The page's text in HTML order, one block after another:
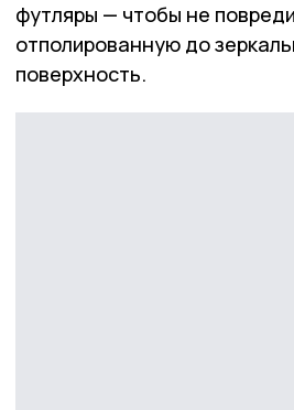
футляры — чтобы не
отполированную до
поверхность.